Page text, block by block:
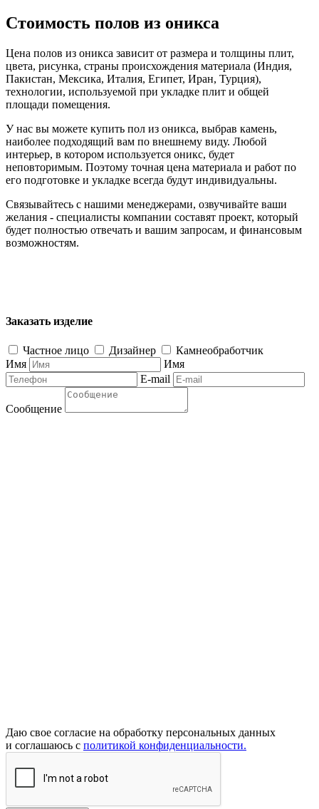
Стоимость полов из оникса
Цена полов из оникса зависит от размера и толщины плит,
цвета, рисунка, страны происхождения материала (Индия,
Пакистан, Мексика, Италия, Египет, Иран, Турция),
технологии, используемой при укладке плит и общей
площади помещения.
У нас вы можете купить пол из оникса, выбрав камень,
наиболее подходящий вам по внешнему виду. Любой
интерьер, в котором используется оникс, будет
неповторимым. Поэтому точная цена материала и работ по
его подготовке и укладке всегда будут индивидуальны.
Связывайтесь с нашими менеджерами, озвучивайте ваши
желания - специалисты компании составят проект, который
будет полностью отвечать и вашим запросам, и финансовым
возможностям.
Заказать изделие
Частное лицо Дизайнер
Камнеобработчик
Имя
Имя
E-mail
Сообщение
Даю свое согласие на обработку персональных данных
и соглашаюсь с политикой конфиденциальности.